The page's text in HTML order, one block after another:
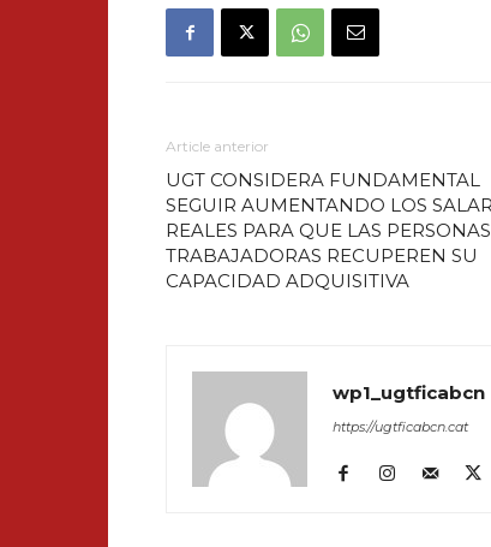
Article anterior
UGT CONSIDERA FUNDAMENTAL
SEGUIR AUMENTANDO LOS
REALES PARA QUE LAS PERSONAS
TRABAJADORAS RECUPEREN SU
CAPACIDAD ADQUISITIVA
wp1_ugtficabcn
https://ugtficabcn.cat